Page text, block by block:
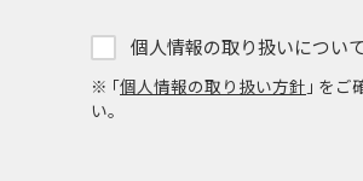
個人情報の取り扱いについ
※ ｢個人情報の取り扱い方針 ｣ をご
い。